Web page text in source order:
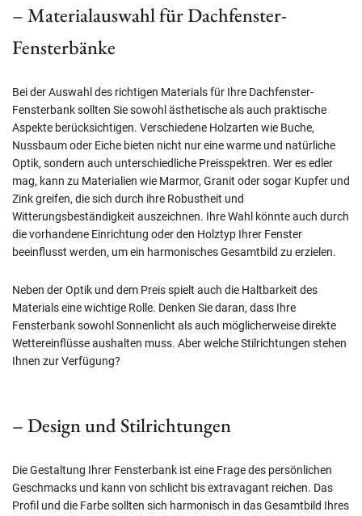
– Materialauswahl für Dachfenster-
Fensterbänke
Bei der Auswahl des richtigen Materials für Ihre Dachfenster-
Fensterbank sollten Sie sowohl ästhetische als auch praktische
Aspekte berücksichtigen. Verschiedene Holzarten wie Buche,
Nussbaum oder Eiche bieten nicht nur eine warme und natürliche
Optik, sondern auch unterschiedliche Preisspektren. Wer es edler
mag, kann zu Materialien wie Marmor, Granit oder sogar Kupfer und
Zink greifen, die sich durch ihre Robustheit und
Witterungsbeständigkeit auszeichnen. Ihre Wahl könnte auch durch
die vorhandene Einrichtung oder den Holztyp Ihrer Fenster
beeinflusst werden, um ein harmonisches Gesamtbild zu erzielen.
Neben der Optik und dem Preis spielt auch die Haltbarkeit des
Materials eine wichtige Rolle. Denken Sie daran, dass Ihre
Fensterbank sowohl Sonnenlicht als auch möglicherweise direkte
Wettereinflüsse aushalten muss. Aber welche Stilrichtungen stehen
Ihnen zur Verfügung?
– Design und Stilrichtungen
Die Gestaltung Ihrer Fensterbank ist eine Frage des persönlichen
Geschmacks und kann von schlicht bis extravagant reichen. Das
Profil und die Farbe sollten sich harmonisch in das Gesamtbild Ihres